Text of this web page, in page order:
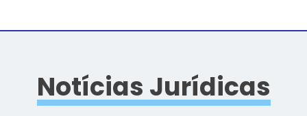
Notícias Jurídicas